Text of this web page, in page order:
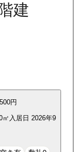
建
円
㎡ 入居日 2026年9